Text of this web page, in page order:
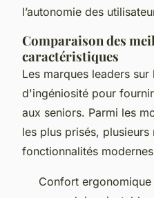
l’autonomie des
Comparaison des
caractéristiques
Les marques leaders
d'ingéniosité pour
aux seniors. Parmi les
les plus prisés,
fonctionnalités
Confort